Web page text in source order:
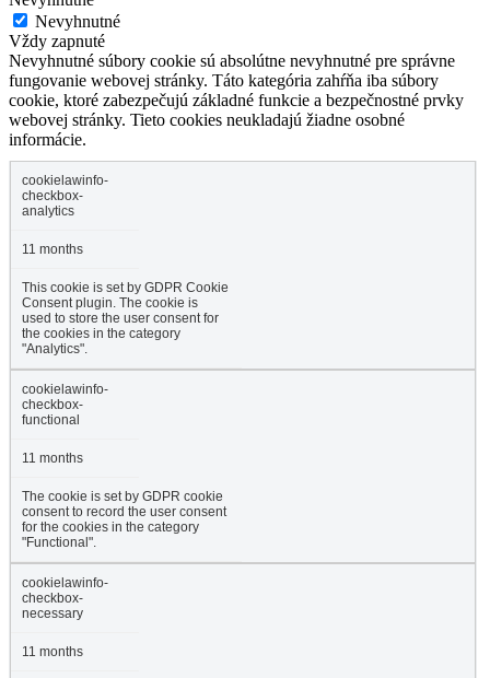
Nevyhnutné
Vždy zapnuté
Nevyhnutné súbory cookie sú absolútne nevyhnutné pre správne
fungovanie webovej stránky. Táto kategória zahŕňa iba súbory
cookie, ktoré zabezpečujú základné funkcie a bezpečnostné prvky
webovej stránky. Tieto cookies neukladajú žiadne osobné
informácie.
cookielawinfo-
checkbox-
analytics
11 months
This cookie is set by GDPR Cookie
Consent plugin. The cookie is
used to store the user consent for
the cookies in the category
"Analytics".
cookielawinfo-
checkbox-
functional
11 months
The cookie is set by GDPR cookie
consent to record the user consent
for the cookies in the category
"Functional".
cookielawinfo-
checkbox-
necessary
11 months